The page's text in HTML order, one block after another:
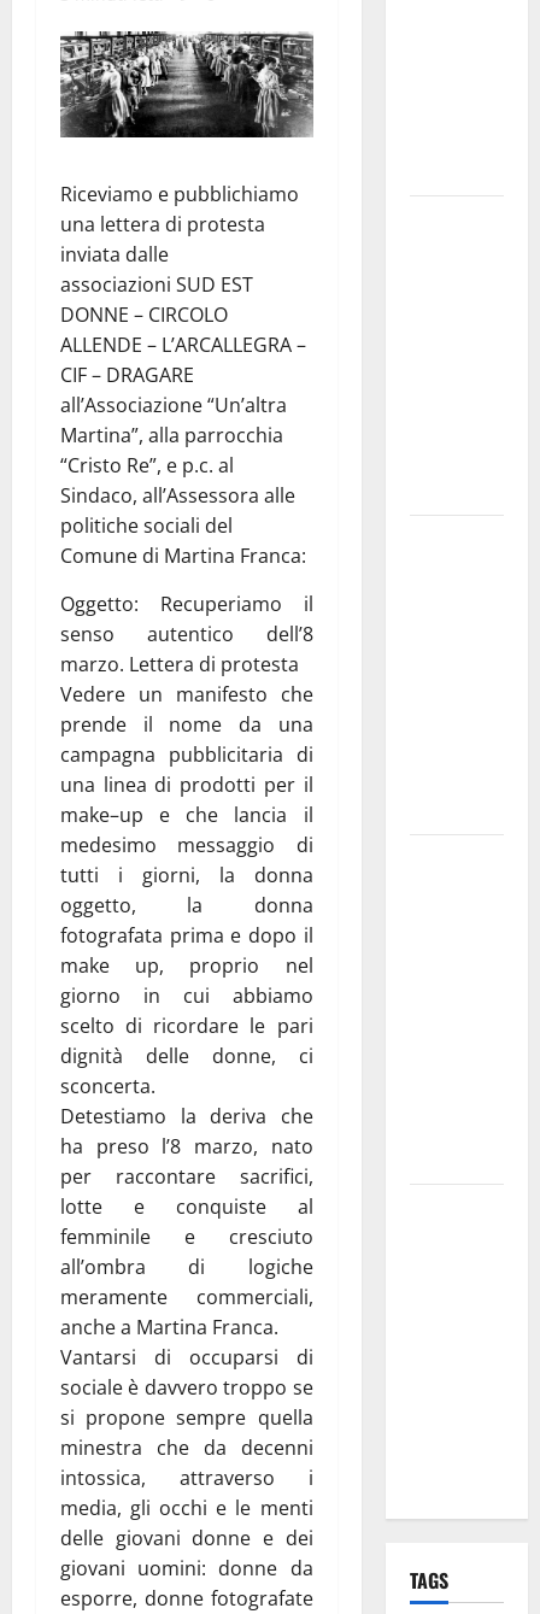
Riceviamo e pubblichiamo
una lettera di protesta
inviata dalle
associazioni SUD EST
DONNE – CIRCOLO
ALLENDE – L’ARCALLEGRA –
CIF – DRAGARE
all’Associazione “Un’altra
Martina”, alla parrocchia
“Cristo Re”, e p.c. al
Sindaco, all’Assessora alle
politiche sociali del
Comune di Martina Franca:
Oggetto: Recuperiamo il
senso autentico dell’8
marzo. Lettera di protesta
Vedere un manifesto che
prende il nome da una
campagna pubblicitaria di
una linea di prodotti per il
make–up e che lancia il
medesimo messaggio di
tutti i giorni, la donna
oggetto, la donna
fotografata prima e dopo il
make up, proprio nel
giorno in cui abbiamo
scelto di ricordare le pari
dignità delle donne, ci
sconcerta.
Detestiamo la deriva che
ha preso l’8 marzo, nato
per raccontare sacrifici,
lotte e conquiste al
femminile e cresciuto
all’ombra di logiche
meramente commerciali,
anche a Martina Franca.
Vantarsi di occuparsi di
sociale è davvero troppo se
si propone sempre quella
minestra che da decenni
intossica, attraverso i
media, gli occhi e le menti
delle giovani donne e dei
giovani uomini: donne da
esporre, donne fotografate
TAGS